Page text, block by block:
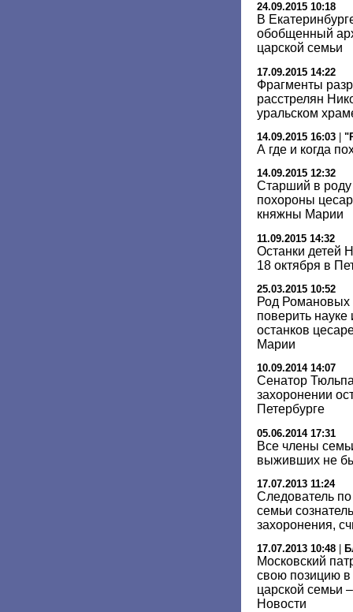
24.09.2015 10:18
В
обобщенный
царской семьи
17.09.2015 14:22
Фрагменты
расстрелян
уральском
14.09.2015 16:03
А где и когда
14.09.2015 12:32
Старший в
похороны
княжны Марии
11.09.2015 14:32
Останки детей
18 октября в
25.03.2015 10:52
Род Романовых
поверить науке
останков
Марии
10.09.2014 14:07
Сенатор
захоронении
Петербурге
05.06.2014 17:31
Все члены
выживших не
17.07.2013 11:24
Следователь
семьи
захоронения,
17.07.2013 10:48
Московский
свою позицию в
царской семьи
Новости